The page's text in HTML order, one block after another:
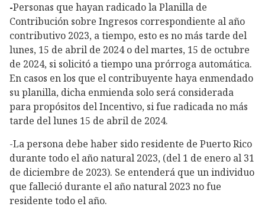
-Personas que hayan radicado la Planilla de
Contribución sobre Ingresos correspondiente al año
contributivo 2023, a tiempo, esto es no más tarde del
lunes, 15 de abril de 2024 o del martes, 15 de octubre
de 2024, si solicitó a tiempo una prórroga automática.
En casos en los que el contribuyente haya enmendado
su planilla, dicha enmienda solo será considerada
para propósitos del Incentivo, si fue radicada no más
tarde del lunes 15 de abril de 2024.
-La persona debe haber sido residente de Puerto Rico
durante todo el año natural 2023, (del 1 de enero al 31
de diciembre de 2023). Se entenderá que un individuo
que falleció durante el año natural 2023 no fue
residente todo el año.